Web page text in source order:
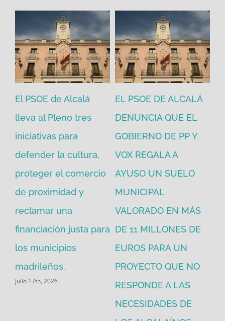
El PSOE de Alcalá
lleva al Pleno tres
iniciativas para
defender la cultura,
proteger el comercio
de proximidad y
reclamar una
financiación justa para
los municipios
madrileños.
julio 17th, 2026
EL PSOE DE ALCALÁ
DENUNCIA QUE EL
GOBIERNO DE PP Y
VOX REGALA A
AYUSO UN SUELO
MUNICIPAL
VALORADO EN MÁS
DE 11 MILLONES DE
EUROS PARA UN
PROYECTO QUE NO
RESPONDE A LAS
NECESIDADES DE